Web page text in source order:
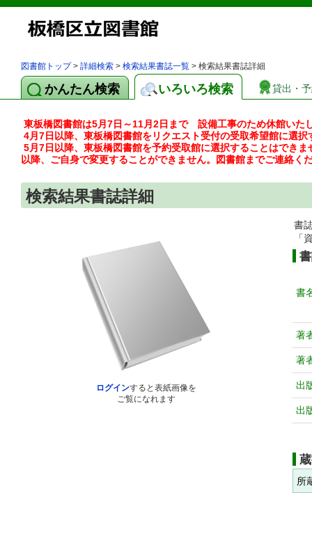
図書館トップ> 詳細検索 > 検索結果書誌一覧 > 検索結果書誌詳細
かんたん検索 いろいろ検索 貸出・
東板橋図書館は5月7日～11月2日まで 設備工事のため休館いた
4月7日以降、東板橋図書館をリクエスト受付の受取希望館に選択
5月7日以降、東板橋図書館を予約受取館に選択することはでき
以降、ご自身で変更することができません。図書館までご連絡く
検索結果書誌詳細
ログインすると表紙画像を
ご覧になれます
書
「
書
著
著
出
出
所